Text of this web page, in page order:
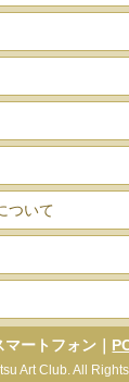
ついて
ートフォン｜
Art Club. All